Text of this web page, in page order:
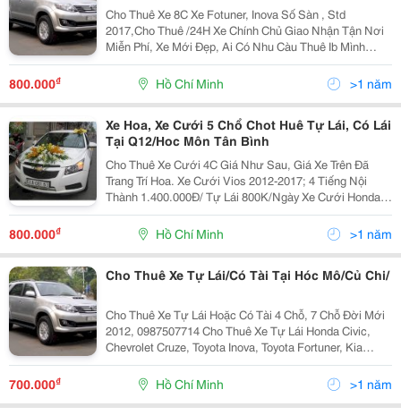
Cho Thuê Xe 8C Xe Fotuner, Inova Số Sàn , Std
2017,Cho Thuê /24H Xe Chính Chủ Giao Nhận Tận Nơi
Miễn Phí, Xe Mới Đẹp, Ai Có Nhu Càu Thuê Ib Mình
Nha.thủ Tục Đơn Giản. Thủ Tục: Hk, Kt3 Gốc Tp,
Gpdkkd(Trong 3 Cái Phải Có 1 Cai)Cm+Bl Photo, Xe
Máy+Cavet
800.000₫ Hồ Chí Minh >1 năm
Xe Hoa, Xe Cưới 5 Chổ Chot Huê Tự Lái, Có Lái
Tại Q12/Hoc Môn Tân Bình
Cho Thuê Xe Cưới 4C Giá Như Sau, Giá Xe Trên Đã
Trang Trí Hoa. Xe Cưới Vios 2012-2017; 4 Tiếng Nội
Thành 1.400.000Đ/ Tự Lái 800K/Ngày Xe Cưới Honda
City 2015-2017 4 Tiếng Nội Thành 1.5Tr/ Tự Lái
1Tr/Ngày/ Xe Cưới Chevolet Crule 2015 4 Tiếng
800.000₫ Hồ Chí Minh >1 năm
Cho Thuê Xe Tự Lái/Có Tài Tại Hóc Mô/Củ Chi/
Cho Thuê Xe Tự Lái Hoặc Có Tài 4 Chỗ, 7 Chỗ Đời Mới
2012, 0987507714 Cho Thuê Xe Tự Lái Honda Civic,
Chevrolet Cruze, Toyota Inova, Toyota Fortuner, Kia
Morning, Kia Sorento 2012 Full Options, Đời Mới, Nội
Thất Đẹp, Máy Lạnh Tốt..., Giao Xe Tận Nơ
700.000₫ Hồ Chí Minh >1 năm